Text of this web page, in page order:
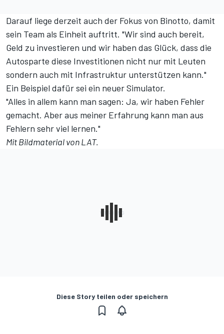
Darauf liege derzeit auch der Fokus von Binotto, damit
sein Team als Einheit auftritt. "Wir sind auch bereit,
Geld zu investieren und wir haben das Glück, dass die
Autosparte diese Investitionen nicht nur mit Leuten
sondern auch mit Infrastruktur unterstützen kann."
Ein Beispiel dafür sei ein neuer Simulator.
"Alles in allem kann man sagen: Ja, wir haben Fehler
gemacht. Aber aus meiner Erfahrung kann man aus
Fehlern sehr viel lernen."
Mit Bildmaterial von LAT.
Diese Story teilen oder speichern